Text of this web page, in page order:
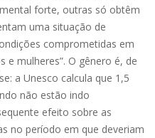
forte, outras só obtêm
uma situação de
comprometidas em
e mulheres”. O gênero é, de
a Unesco calcula que 1,5
não estão indo
efeito sobre as
no período em que deveriam